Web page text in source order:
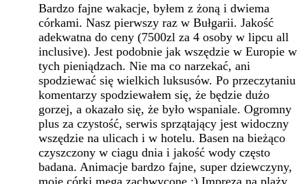
Bardzo fajne wakacje, byłem z żoną i dwiema
córkami. Nasz pierwszy raz w Bułgarii. Jakość
adekwatna do ceny (7500zl za 4 osoby w lipcu all
inclusive). Jest podobnie jak wszędzie w Europie w
tych pieniądzach. Nie ma co narzekać, ani
spodziewać się wielkich luksusów. Po przeczytaniu
komentarzy spodziewałem się, że będzie dużo
gorzej, a okazało się, że było wspaniale. Ogromny
plus za czystość, serwis sprzątający jest widoczny
wszędzie na ulicach i w hotelu. Basen na bieżąco
czyszczony w ciagu dnia i jakość wody często
badana. Animacje bardzo fajne, super dziewczyny,
moje córki mega zachwycone :) Impreza na plaży